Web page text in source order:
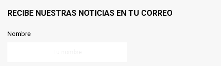
RECIBE NUESTRAS NOTICIAS EN TU CORREO
Nombre